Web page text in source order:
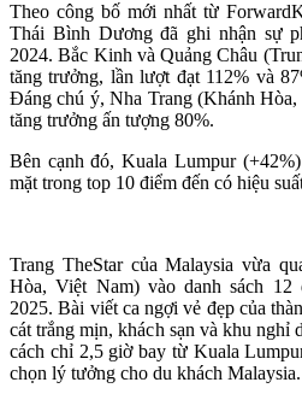
Theo công bố mới nhất từ
Thái Bình Dương đã ghi nhận sự
2024. Bắc Kinh và Quảng Châu
tăng trưởng, lần lượt đạt 112% và
Đáng chú ý, Nha Trang (Khánh
tăng trưởng ấn tượng 80%.
Bên cạnh đó, Kuala Lumpur
mặt trong top 10 điểm đến có hiệu
Trang TheStar của Malaysia vừa
Hòa, Việt Nam) vào danh sách 12
2025. Bài viết ca ngợi vẻ đẹp của
cát trắng mịn, khách sạn và khu nghỉ
cách chỉ 2,5 giờ bay từ Kuala
chọn lý tưởng cho du khách Malaysia.